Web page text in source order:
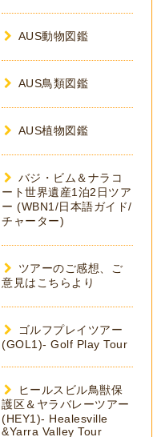
AUS動物図鑑
AUS鳥類図鑑
AUS植物図鑑
バジ・ビム＆ナラコ
ート世界遺産1泊2日ツア
ー (WBN1/日本語ガイド/
チャーター)
ツアーのご感想、ご
意見はこちらより
ゴルフプレイツアー
(GOL1)- Golf Play Tour
ヒールスビル鳥獣保
護区＆ヤラバレーツアー
(HEY1)- Healesville
&Yarra Valley Tour